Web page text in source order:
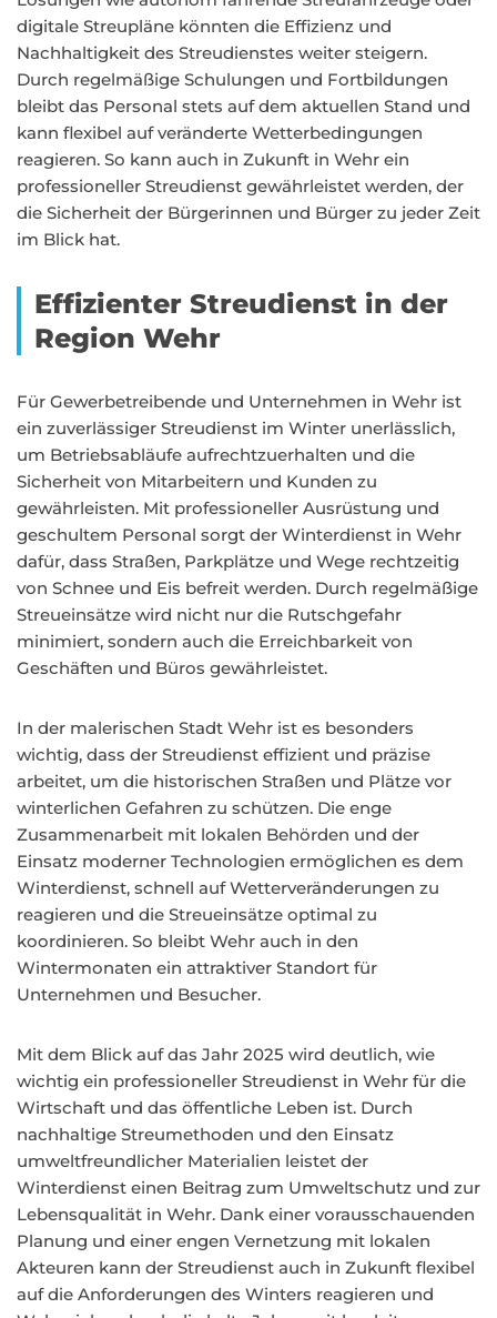
digitale Streupläne könnten die Effizienz und
Nachhaltigkeit des Streudienstes weiter steigern.
Durch regelmäßige Schulungen und Fortbildungen
bleibt das Personal stets auf dem aktuellen Stand und
kann flexibel auf veränderte Wetterbedingungen
reagieren. So kann auch in Zukunft in Wehr ein
professioneller Streudienst gewährleistet werden, der
die Sicherheit der Bürgerinnen und Bürger zu jeder Zeit
im Blick hat.
Effizienter Streudienst in der
Region Wehr
Für Gewerbetreibende und Unternehmen in Wehr ist
ein zuverlässiger Streudienst im Winter unerlässlich,
um Betriebsabläufe aufrechtzuerhalten und die
Sicherheit von Mitarbeitern und Kunden zu
gewährleisten. Mit professioneller Ausrüstung und
geschultem Personal sorgt der Winterdienst in Wehr
dafür, dass Straßen, Parkplätze und Wege rechtzeitig
von Schnee und Eis befreit werden. Durch regelmäßige
Streueinsätze wird nicht nur die Rutschgefahr
minimiert, sondern auch die Erreichbarkeit von
Geschäften und Büros gewährleistet.
In der malerischen Stadt Wehr ist es besonders
wichtig, dass der Streudienst effizient und präzise
arbeitet, um die historischen Straßen und Plätze vor
winterlichen Gefahren zu schützen. Die enge
Zusammenarbeit mit lokalen Behörden und der
Einsatz moderner Technologien ermöglichen es dem
Winterdienst, schnell auf Wetterveränderungen zu
reagieren und die Streueinsätze optimal zu
koordinieren. So bleibt Wehr auch in den
Wintermonaten ein attraktiver Standort für
Unternehmen und Besucher.
Mit dem Blick auf das Jahr 2025 wird deutlich, wie
wichtig ein professioneller Streudienst in Wehr für die
Wirtschaft und das öffentliche Leben ist. Durch
nachhaltige Streumethoden und den Einsatz
umweltfreundlicher Materialien leistet der
Winterdienst einen Beitrag zum Umweltschutz und zur
Lebensqualität in Wehr. Dank einer vorausschauenden
Planung und einer engen Vernetzung mit lokalen
Akteuren kann der Streudienst auch in Zukunft flexibel
auf die Anforderungen des Winters reagieren und